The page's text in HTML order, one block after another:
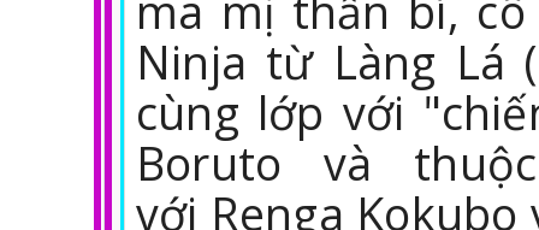
Ninja từ Làng Lá
cùng lớp với
Boruto và
với Renga